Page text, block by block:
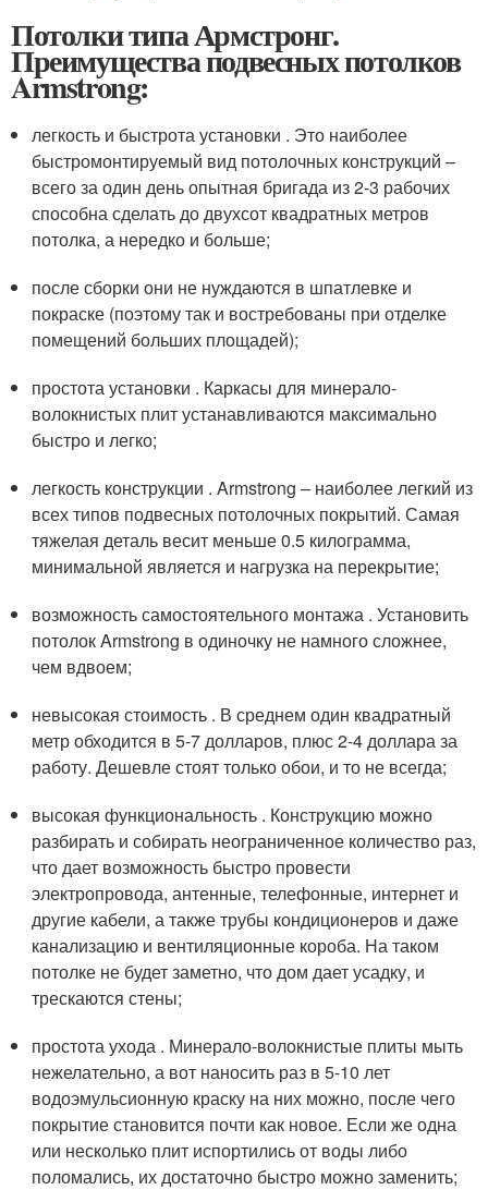
Потолки типа Армстронг.
Преимущества подвесных потолков
Armstrong:
легкость и быстрота установки . Это наиболее
быстромонтируемый вид потолочных конструкций –
всего за один день опытная бригада из 2-3 рабочих
способна сделать до двухсот квадратных метров
потолка, а нередко и больше;
после сборки они не нуждаются в шпатлевке и
покраске (поэтому так и востребованы при отделке
помещений больших площадей);
простота установки . Каркасы для минерало-
волокнистых плит устанавливаются максимально
быстро и легко;
легкость конструкции . Armstrong – наиболее легкий из
всех типов подвесных потолочных покрытий. Самая
тяжелая деталь весит меньше 0.5 килограмма,
минимальной является и нагрузка на перекрытие;
возможность самостоятельного монтажа . Установить
потолок Armstrong в одиночку не намного сложнее,
чем вдвоем;
невысокая стоимость . В среднем один квадратный
метр обходится в 5-7 долларов, плюс 2-4 доллара за
работу. Дешевле стоят только обои, и то не всегда;
высокая функциональность . Конструкцию можно
разбирать и собирать неограниченное количество раз,
что дает возможность быстро провести
электропровода, антенные, телефонные, интернет и
другие кабели, а также трубы кондиционеров и даже
канализацию и вентиляционные короба. На таком
потолке не будет заметно, что дом дает усадку, и
трескаются стены;
простота ухода . Минерало-волокнистые плиты мыть
нежелательно, а вот наносить раз в 5-10 лет
водоэмульсионную краску на них можно, после чего
покрытие становится почти как новое. Если же одна
или несколько плит испортились от воды либо
поломались, их достаточно быстро можно заменить;